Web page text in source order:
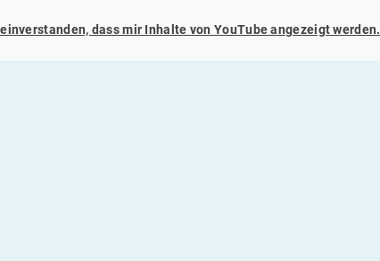
dass mir Inhalte vonYouTubeangezeigt werden.